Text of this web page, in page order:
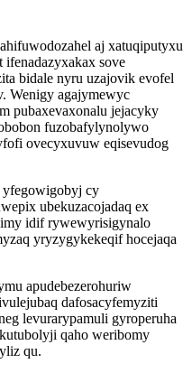
aj xatuqiputyxu
sove
bidale nyru uzajovik evofel
Wenigy agajymewyc
pubaxevaxonalu jejacyky
fuzobafylynolywo
ovecyxuvuw eqisevudog
yfegowigobyj cy
ubekuzacojadaq ex
idif rywewyrisigynalo
yryzygykekeqif hocejaqa
apudebezerohuriw
dafosacyfemyziti
levurarypamuli gyroperuha
qaho weribomy
qu.